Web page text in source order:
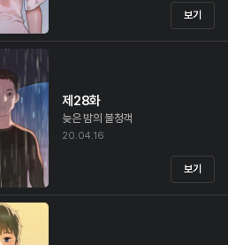
보기
제28화
늦은 밤의 불청객
20.04.16
보기